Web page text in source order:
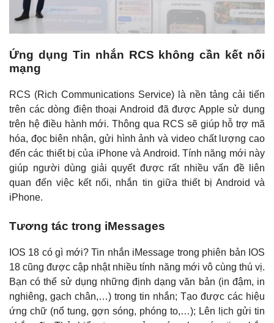
Ứng dụng Tin nhắn RCS không cần kết nối
mạng
RCS (Rich Communications Service) là nền tảng cải tiến
trên các dòng điện thoại Android đã được Apple sử dụng
trên hệ điều hành mới. Thông qua RCS sẽ giúp hỗ trợ mã
hóa, đọc biên nhận, gửi hình ảnh và video chất lượng cao
đến các thiết bị của iPhone và Android. Tính năng mới này
giúp người dùng giải quyết được rất nhiều vấn đề liên
quan đến việc kết nối, nhắn tin giữa thiết bị Android và
iPhone.
Tương tác trong iMessages
IOS 18 có gì mới? Tin nhắn iMessage trong phiên bản IOS
18 cũng được cập nhật nhiều tính năng mới vô cùng thú vị.
Bạn có thể sử dụng những định dạng văn bản (in đậm, in
nghiêng, gạch chân,…) trong tin nhắn; Tạo được các hiệu
ứng chữ (nổ tung, gợn sóng, phóng to,…); Lên lịch gửi tin